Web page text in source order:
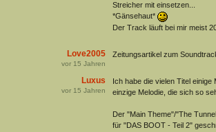
Streicher mit einsetzen...
*Gänsehaut*
Der Track läuft bei mir meist
Love2005
vor 15 Jahren
Zeitungsartikel zum
Luxus
vor 15 Jahren
Ich habe die vielen Titel
einzige Melodie, die sich so
Der "Main Theme"/"The
für "DAS BOOT - Teil 2"